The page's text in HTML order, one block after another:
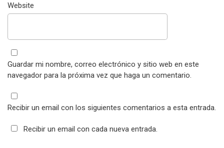
Website
Guardar mi nombre, correo electrónico y sitio web en este
navegador para la próxima vez que haga un comentario.
Recibir un email con los siguientes comentarios a esta entrada.
Recibir un email con cada nueva entrada.